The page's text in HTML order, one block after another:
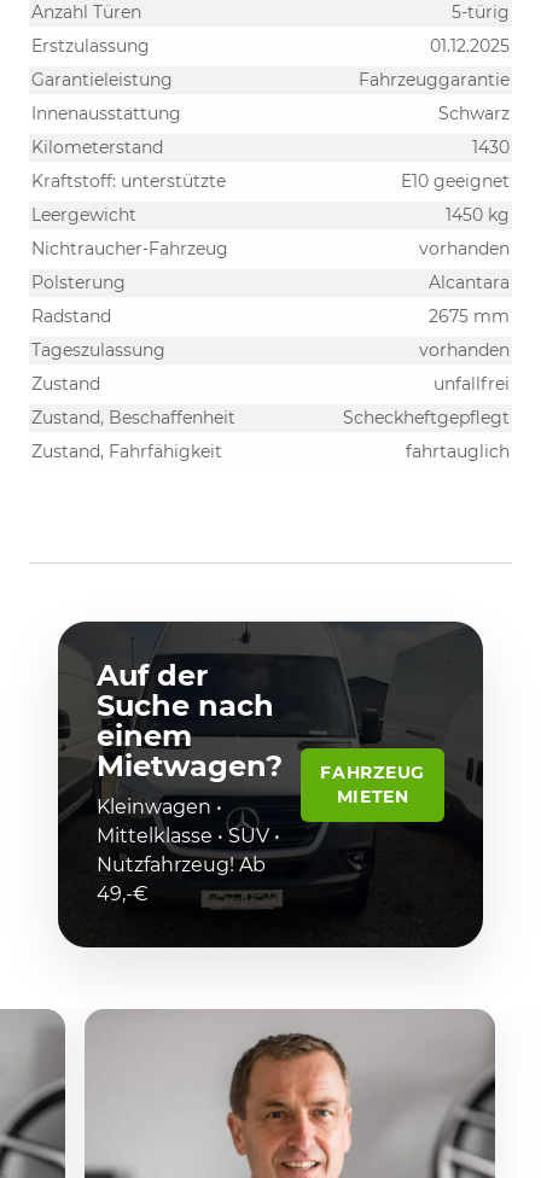
Anzahl Türen
5-türig
Erstzulassung
01.12.2025
Garantieleistung
Fahrzeuggarantie
Innenausstattung
Schwarz
Kilometerstand
1430
Kraftstoff: unterstützte
E10 geeignet
Leergewicht
1450 kg
Nichtraucher-Fahrzeug
vorhanden
Polsterung
Alcantara
Radstand
2675 mm
Tageszulassung
vorhanden
Zustand
unfallfrei
Zustand, Beschaffenheit
Scheckheftgepflegt
Zustand, Fahrfähigkeit
fahrtauglich
Auf der
Suche nach
einem
Mietwagen?
Kleinwagen •
Mittelklasse • SUV •
Nutzfahrzeug! Ab
49,-€
FAHRZEUG
MIETEN